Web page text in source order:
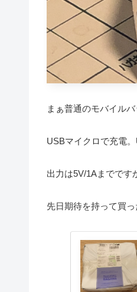
まぁ普通のモバイル
USBマイクロで充電
出力は5V/1Aまでです
先日期待を持って買